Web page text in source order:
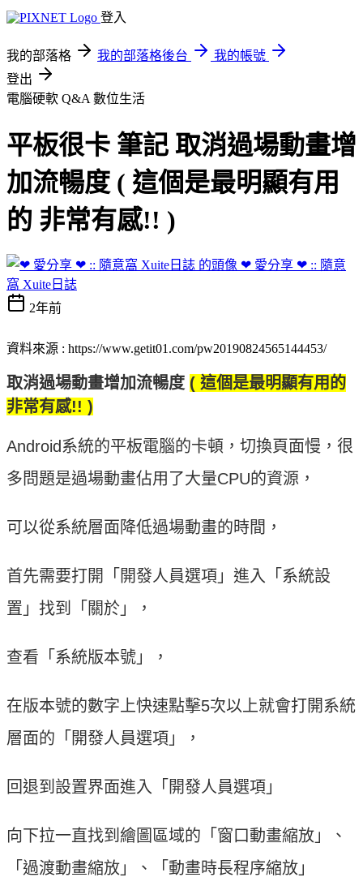
登入
我的部落格 我的部落格後台
我的帳號
登出
電腦硬軟 Q&A 數位生活
平板很卡 筆記 取消過場動畫增
加流暢度 ( 這個是最明顯有用
的 非常有感!! )
❤ 愛分享 ❤ :: 隨意
窩 Xuite日誌
2年前
資料來源 : https://www.getit01.com/pw20190824565144453/
取消過場動畫增加流暢度 ( 這個是最明顯有用的
非常有感!! )
Android系統的平板電腦的卡頓，切換頁面慢，很
多問題是過場動畫佔用了大量CPU的資源，
可以從系統層面降低過場動畫的時間，
首先需要打開「開發人員選項」進入「系統設
置」找到「關於」，
查看「系統版本號」，
在版本號的數字上快速點擊5次以上就會打開系統
層面的「開發人員選項」，
回退到設置界面進入「開發人員選項」
向下拉一直找到繪圖區域的「窗口動畫縮放」、
「過渡動畫縮放」、「動畫時長程序縮放」